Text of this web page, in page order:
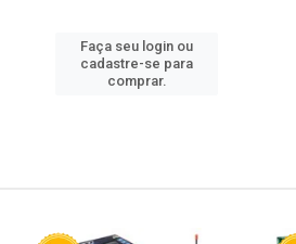
Faça seu login ou
cadastre-se para
comprar.